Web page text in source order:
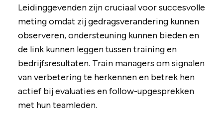
Leidinggevenden zijn cruciaal voor succesvolle
meting omdat zij gedragsverandering kunnen
observeren, ondersteuning kunnen bieden en
de link kunnen leggen tussen training en
bedrijfsresultaten. Train managers om signalen
van verbetering te herkennen en betrek hen
actief bij evaluaties en follow-upgesprekken
met hun teamleden.